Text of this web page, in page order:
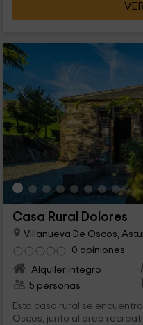
Casa Rural Dolores
Villanueva De Oscos,
0 opiniones
Alquiler íntegro
5 personas
Esta casa rural se
Oscos, junto al área